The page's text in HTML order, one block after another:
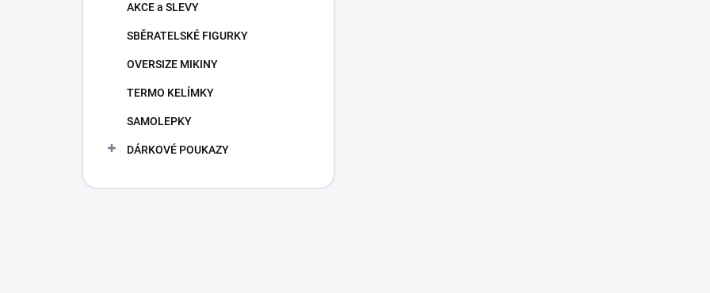
AKCE a SLEVY
SBĚRATELSKÉ FIGURKY
OVERSIZE MIKINY
TERMO KELÍMKY
SAMOLEPKY
DÁRKOVÉ POUKAZY